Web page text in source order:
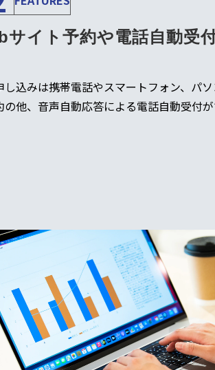
サイト予約や電話自動受
し込みは携帯電話やスマートフォン、パ
の他、音声自動応答による電話自動受付が